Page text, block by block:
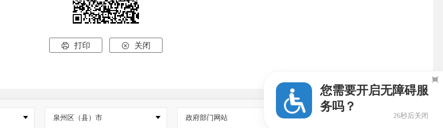
 打印  关闭
泉州区（县）市 政府部门网站
您需要开启无障碍服
务吗？
25秒后关闭
